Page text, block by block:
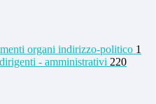
organi indirizzo-politico 1
- amministrativi 220